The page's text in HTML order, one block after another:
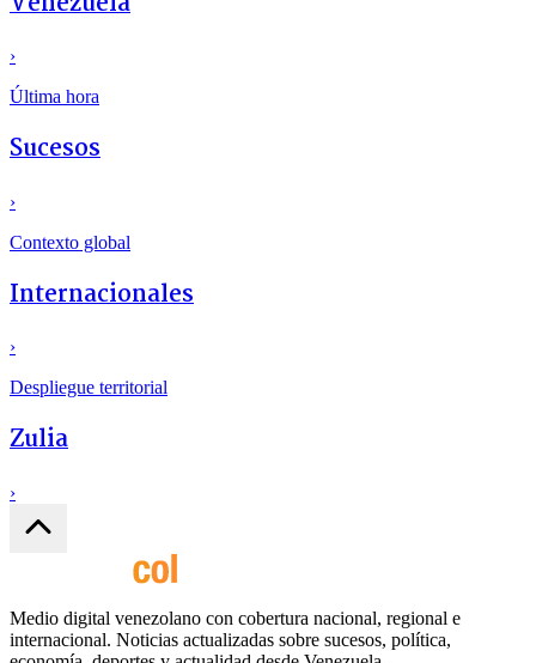
›
Última hora
Sucesos
›
Contexto global
Internacionales
›
Despliegue territorial
Zulia
›
Medio digital venezolano con cobertura nacional, regional e
internacional. Noticias actualizadas sobre sucesos, política,